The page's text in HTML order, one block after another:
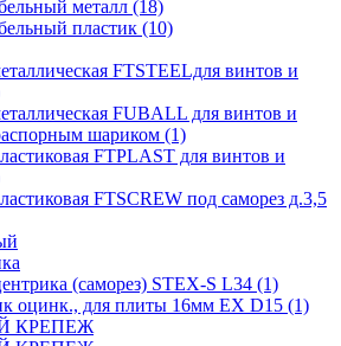
металл (18)
пластик (10)
FTSTEELдля винтов и
FUBALL для винтов и
шариком (1)
FTPLAST для винтов и
FTSCREW под саморез д.3,5
(саморез) STEX-S L34 (1)
оцинк., для плиты 16мм EX D15 (1)
КРЕПЕЖ